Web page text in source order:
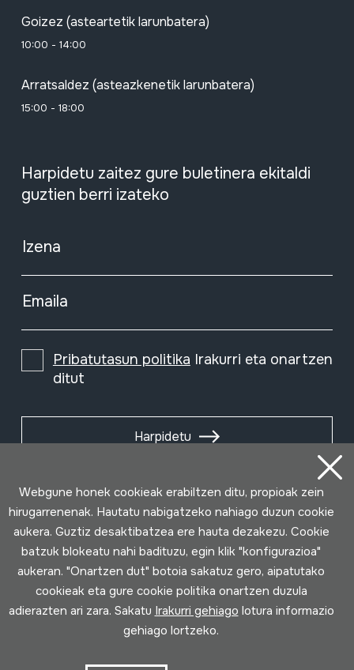
Goizez (asteartetik larunbatera)
10:00 - 14:00
Arratsaldez (asteazkenetik larunbatera)
15:00 - 18:00
Harpidetu zaitez gure buletinera ekitaldi
guztien berri izateko
Izena
Emaila
Pribatutasun politika Irakurri eta onartzen
ditut
Harpidetu
Erabilpen baldintzak Pribatutasun politika
Webgune honek cookieak erabiltzen ditu, propioak zein
hirugarrenenak. Hautatu nabigatzeko nahiago duzun cookie
aukera. Guztiz desaktibatzea ere hauta dezakezu. Cookie
batzuk blokeatu nahi badituzu, egin klik "konfigurazioa"
aukeran. "Onartzen dut" botoia sakatuz gero, aipatutako
cookieak eta gure cookie politika onartzen duzula
adierazten ari zara. Sakatu Irakurri gehiago lotura informazio
gehiago lortzeko.